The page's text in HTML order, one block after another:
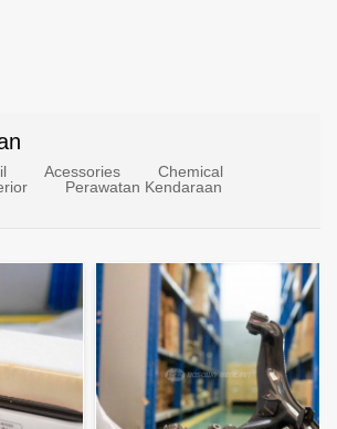
Acessories
Chemical
Perawatan Kendaraan